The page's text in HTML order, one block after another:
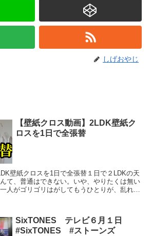
しげおやじ
【壁紙クロス動画】2LDK壁紙ク
ロスを1日で全張替
壁紙クロスを1日で全張替１日で２LDKの天
て、普通はできない。いや、やりたくは無い
人がゴリゴリはがしてもうひとりが、乱れバ
SixTONES テレビ６月１日
#SixTONES #ストーンズ